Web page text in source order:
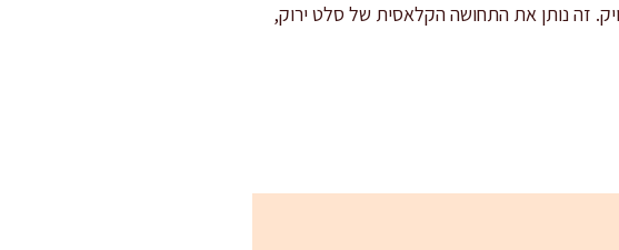
זה נותן את התחושה הקלאסית של סלט ירוק,